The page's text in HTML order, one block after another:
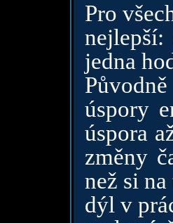
Pro
jedna
úspory
úspora
změny
než si
dýl v